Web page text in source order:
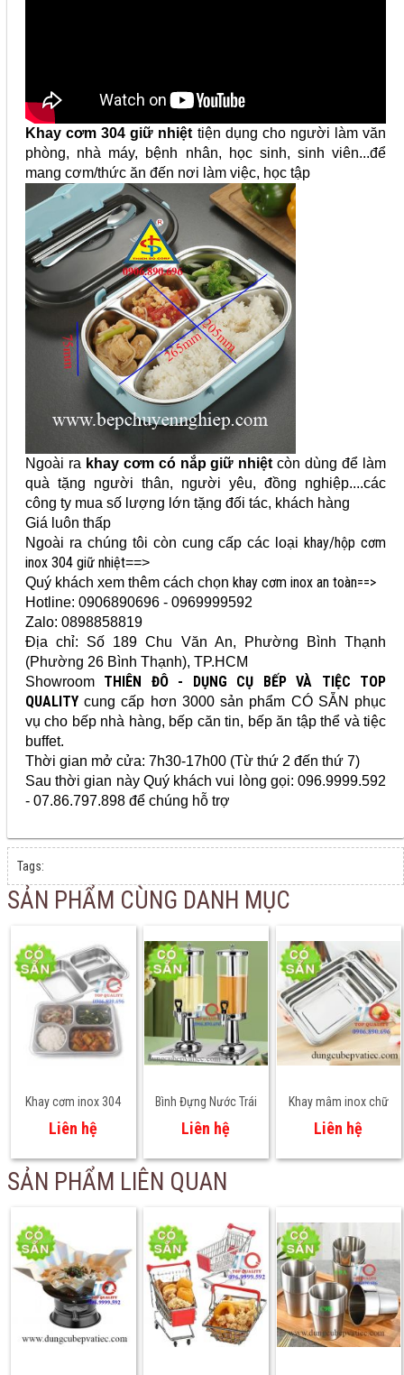
Khay cơm 304 giữ nhiệt tiện dụng cho người làm văn
phòng, nhà máy, bệnh nhân, học sinh, sinh viên...để
mang cơm/thức ăn đến nơi làm việc, học tập
Ngoài ra khay cơm có nắp giữ nhiệt còn dùng để làm
quà tặng người thân, người yêu, đồng nghiệp....các
công ty mua số lượng lớn tặng đối tác, khách hàng
Giá luôn thấp
Ngoài ra chúng tôi còn cung cấp các loại khay/hộp cơm
inox 304 giữ nhiệt==>
Quý khách xem thêm cách chọn khay cơm inox an toàn==>
Hotline: 0906890696 - 0969999592
Zalo: 0898858819
Địa chỉ: Số 189 Chu Văn An, Phường Bình Thạnh
(Phường 26 Bình Thạnh), TP.HCM
Showroom THIÊN ĐÔ - DỤNG CỤ BẾP VÀ TIỆC TOP
QUALITY cung cấp hơn 3000 sản phẩm CÓ SẴN phục
vụ cho bếp nhà hàng, bếp căn tin, bếp ăn tập thể và tiệc
buffet.
Thời gian mở cửa: 7h30-17h00 (Từ thứ 2 đến thứ 7)
Sau thời gian này Quý khách vui lòng gọi: 096.9999.592
- 07.86.797.898 để chúng hỗ trợ
Tags:
SẢN PHẨM CÙNG DANH MỤC
Khay cơm inox 304
cho học sinh mầm
non, tiểu học – An
toàn thực phẩm
Liên hệ
Bình Đựng Nước Trái
Cây Đôi 2 Ngăn 3L x 2
– Giải Pháp Phục Vụ
Đồ Uống Chuyên
Nghiệp
Liên hệ
Khay mâm inox chữ
nhật sâu + cạn nhiều
Liên hệ
SẢN PHẨM LIÊN QUAN